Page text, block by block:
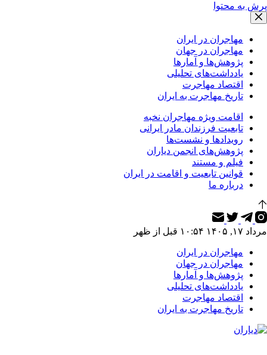
پرش به محتوا
مهاجران در ایران
مهاجران در جهان
پژوهش‌ها و آمارها
یادداشت‌های تحلیلی
اقتصاد مهاجرت
تاریخ مهاجرت به ایران
اقامت ویژه مهاجران نخبه
تابعیت فرزندان مادر ایرانی
رویدادها و نشست‌ها
پژوهش‌های انجمن دیاران
فیلم و مستند
قوانین تابعیت و اقامت در ایران
درباره ما
مرداد ۱۷, ۱۴۰۵ ۱۰:۵۴ قبل از ظهر
مهاجران در ایران
مهاجران در جهان
پژوهش‌ها و آمارها
یادداشت‌های تحلیلی
اقتصاد مهاجرت
تاریخ مهاجرت به ایران